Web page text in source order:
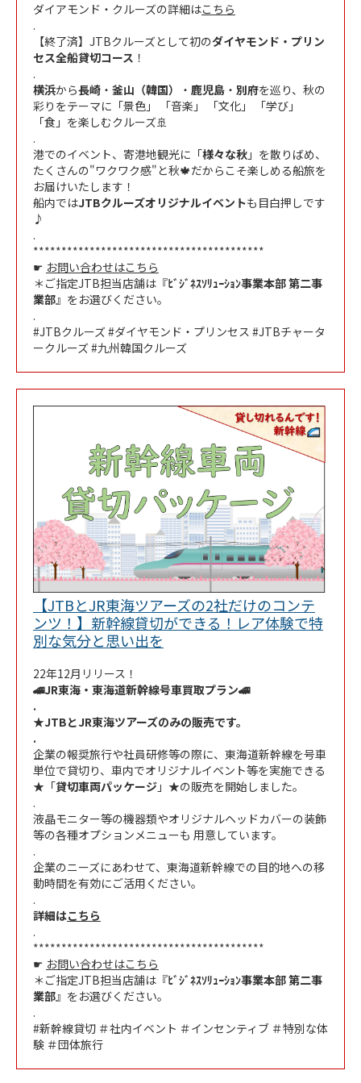
ダイアモンド・クルーズの詳細はこちら
.
【終了済】JTBクルーズとして初のダイヤモンド・プリン
セス全船貸切コース ！
.
横浜から長崎 ・ 釜山（韓国） ・ 鹿児島 ・ 別府を巡り、秋の
彩りをテーマに「景色」 「音楽」 「文化」 「学び」
「食」を楽しむクルーズ🚢
.
港でのイベント、寄港地観光に「様々な秋 」を散りばめ、
たくさんの"ワクワク感"と秋🍁だからこそ楽しめる船旅を
お届けいたします！
船内ではJTBクルーズオリジナルイベントも目白押しです
♪
.
*****************************************
☛ お問い合わせはこちら
＊ご指定JTB担当店舗は『ﾋﾞｼﾞﾈｽｿﾘｭｰｼｮﾝ事業本部 第二事
業部』をお選びください。
.
#JTBクルーズ #ダイヤモンド・プリンセス #JTBチャータ
ークルーズ #九州韓国クルーズ
【JTBとJR東海ツアーズの2社だけのコンテ
ンツ！】新幹線貸切ができる！レア体験で特
別な気分と思い出を
22年12月リリース！
🚄JR東海・東海道新幹線号車買取プラン🚄
.
★JTBとJR東海ツアーズのみの販売です。
.
企業の報奨旅行や社員研修等の際に、東海道新幹線を号車
単位で貸切り、車内でオリジナルイベント等を実施できる
★「貸切車両パッケージ 」★の販売を開始しました。
.
液晶モニター等の機器類やオリジナルヘッドカバーの装飾
等の各種オプションメニューも 用意しています。
.
企業のニーズにあわせて、東海道新幹線での目的地への移
動時間を有効にご活用ください。
.
詳細はこちら
.
*****************************************
☛ お問い合わせはこちら
＊ご指定JTB担当店舗は『ﾋﾞｼﾞﾈｽｿﾘｭｰｼｮﾝ事業本部 第二事
業部』をお選びください。
.
#新幹線貸切 ＃社内イベント ＃インセンティブ ＃特別な体
験 ＃団体旅行